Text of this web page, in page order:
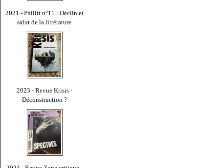
2021 - Philitt n°11 : Déclin et
salut de la littérature
2023 - Revue Krisis -
Déconstruction ?